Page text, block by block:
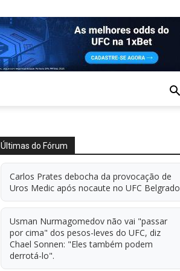
Últimas do Fórum
Carlos Prates debocha da provocação de
Uros Medic após nocaute no UFC Belgrado
Usman Nurmagomedov não vai "passar
por cima" dos pesos-leves do UFC, diz
Chael Sonnen: "Eles também podem
derrotá-lo".